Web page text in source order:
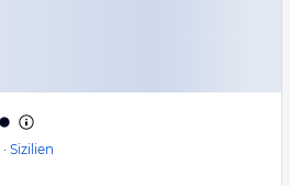
· Sizilien